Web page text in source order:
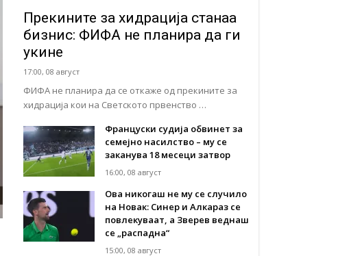
Прекините за хидрација станаа
бизнис: ФИФА не планира да ги
укине
17:00, 08 август
ФИФА не планира да се откаже од прекините за
хидрација кои на Светското првенство …
Француски судија обвинет за
семејно насилство – му се
заканува 18 месеци затвор
16:00, 08 август
Ова никогаш не му се случило
на Новак: Синер и Алкараз се
повлекуваат, а Зверев веднаш
се „распадна“
15:00, 08 август